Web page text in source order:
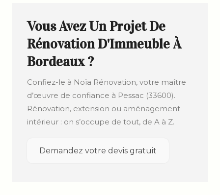
Vous Avez Un Projet De
Rénovation D'Immeuble À
Bordeaux ?
Confiez-le à Noïa Rénovation, votre maître
d’œuvre de confiance à Pessac (33600).
Rénovation, extension ou aménagement
intérieur : on s’occupe de tout, de A à Z.
Demandez votre devis gratuit